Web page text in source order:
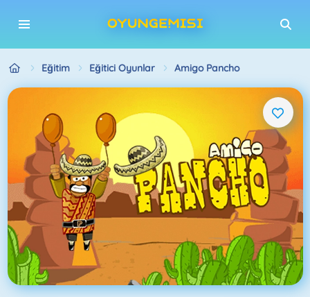
Eğitim Eğitici Oyunlar Amigo Pancho